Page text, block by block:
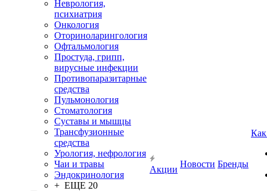
Неврология,
психиатрия
Онкология
Оториноларингология
Офтальмология
Простуда, грипп,
вирусные инфекции
Противопаразитарные
средства
Пульмонология
Стоматология
Суставы и мышцы
Трансфузионные
средства
Урология, нефрология
Чаи и травы
Эндокринология
+ ЕЩЕ 20
Акции
Новости Бренды